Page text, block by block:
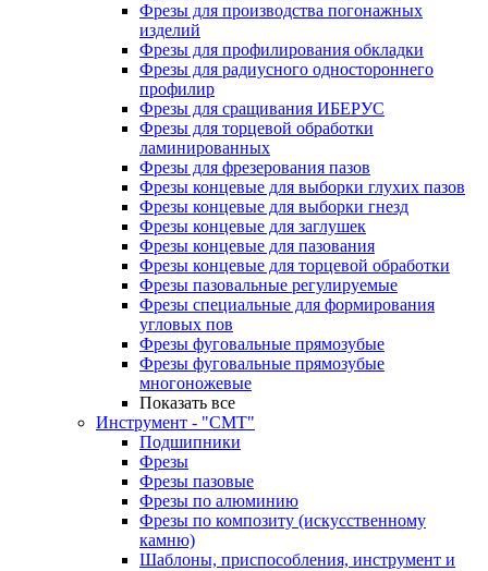
Фрезы для производства погонажных
изделий
Фрезы для профилирования обкладки
Фрезы для радиусного одностороннего
профилир
Фрезы для сращивания ИБЕРУС
Фрезы для торцевой обработки
ламинированных
Фрезы для фрезерования пазов
Фрезы концевые для выборки глухих пазов
Фрезы концевые для выборки гнезд
Фрезы концевые для заглушек
Фрезы концевые для пазования
Фрезы концевые для торцевой обработки
Фрезы пазовальные регулируемые
Фрезы специальные для формирования
угловых пов
Фрезы фуговальные прямозубые
Фрезы фуговальные прямозубые
многоножевые
Показать все
Инструмент - "СМТ"
Подшипники
Фрезы
Фрезы пазовые
Фрезы по алюминию
Фрезы по композиту (искусственному
камню)
Шаблоны, приспособления, инструмент и